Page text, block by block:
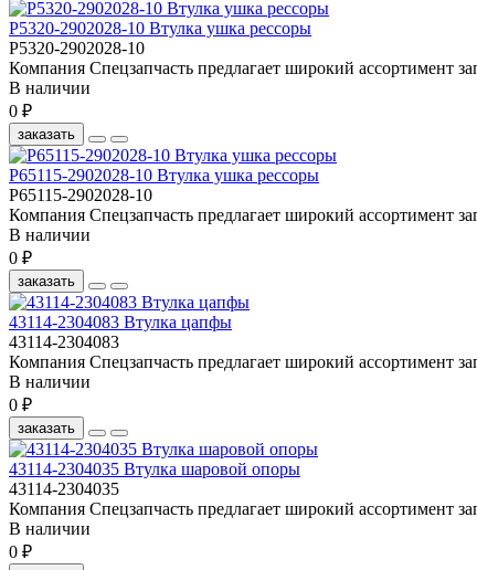
Р5320-2902028-10 Втулка ушка рессоры
Р5320-2902028-10
Компания Спецзапчасть предлагает широкий ассортимент
В наличии
0 ₽
заказать
Р65115-2902028-10 Втулка ушка рессоры
Р65115-2902028-10
Компания Спецзапчасть предлагает широкий ассортимент
В наличии
0 ₽
заказать
43114-2304083 Втулка цапфы
43114-2304083
Компания Спецзапчасть предлагает широкий ассортимент
В наличии
0 ₽
заказать
43114-2304035 Втулка шаровой опоры
43114-2304035
Компания Спецзапчасть предлагает широкий ассортимент
В наличии
0 ₽